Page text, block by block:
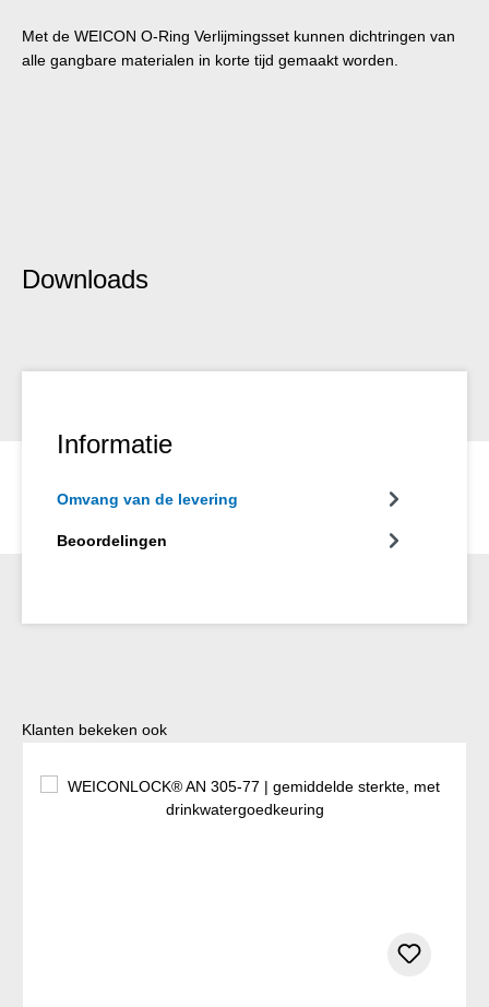
Met de WEICON O-Ring Verlijmingsset kunnen dichtringen van
alle gangbare materialen in korte tijd gemaakt worden.
Downloads
Informatie
Omvang van de levering
Beoordelingen
Productgalerij overslaan
Klanten bekeken ook